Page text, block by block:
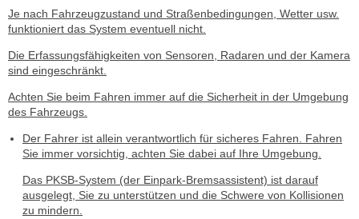
Je nach Fahrzeugzustand und Straßenbedingungen, Wetter usw.
funktioniert das System eventuell nicht.
Die Erfassungsfähigkeiten von Sensoren, Radaren und der Kamera
sind eingeschränkt.
Achten Sie beim Fahren immer auf die Sicherheit in der Umgebung
des Fahrzeugs.
Der Fahrer ist allein verantwortlich für sicheres Fahren. Fahren
Sie immer vorsichtig, achten Sie dabei auf Ihre Umgebung.
Das PKSB-System (der Einpark-Bremsassistent) ist darauf
ausgelegt, Sie zu unterstützen und die Schwere von Kollisionen
zu mindern.